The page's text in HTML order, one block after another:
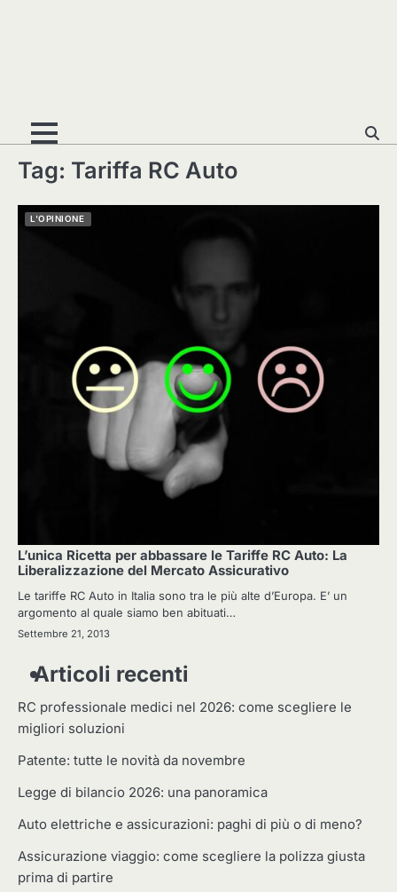
Tag: Tariffa RC Auto
L'OPINIONE
L’unica Ricetta per abbassare le Tariffe RC Auto: La
Liberalizzazione del Mercato Assicurativo
Le tariffe RC Auto in Italia sono tra le più alte d’Europa. E’ un
argomento al quale siamo ben abituati…
Settembre 21, 2013
Articoli recenti
RC professionale medici nel 2026: come scegliere le
migliori soluzioni
Patente: tutte le novità da novembre
Legge di bilancio 2026: una panoramica
Auto elettriche e assicurazioni: paghi di più o di meno?
Assicurazione viaggio: come scegliere la polizza giusta
prima di partire